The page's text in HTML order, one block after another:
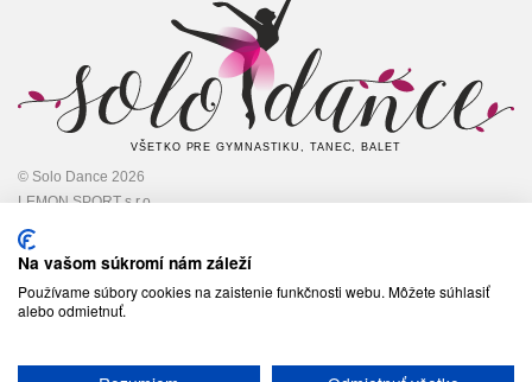
VŠETKO PRE GYMNASTIKU, TANEC, BALET
© Solo Dance 2026
LEMON SPORT s.r.o
IČO: 45 348 545,
DIČ: 2022948301
Na vašom súkromí nám záleží
Používame súbory cookies na zaistenie funkčnosti webu. Môžete súhlasiť
alebo odmietnuť.